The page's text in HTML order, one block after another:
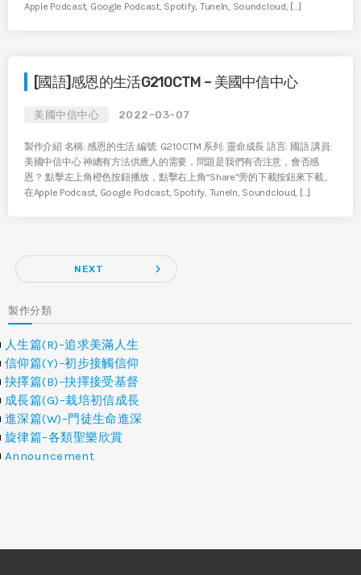
Apple Podcast, Google Podcast, Spotify, TuneIn, Soundcloud, […]
[國語]感恩的生活G210CTM – 美國中信中心
美國中信中心 2022-03-07
製作介紹 名稱: 感恩的生活 編號: G210CTM 系列: 靈命成長 語言: 國語 講員:
美國中信中心 神總有方法供應人的需要，問題是我們有否注意，會否感
恩？ 點擊左上角橙色按鈕播放，點擊右上角“Share”旁的下載按鈕來下載。
在Apple Podcast, Google Podcast, Spotify, TuneIn, Soundcloud, […]
NEXT navigate_next
製作分類
人生篇(R)–追求美滿人生
信仰篇(Y)–初步接觸信仰
抉擇篇(B)–抉擇接受基督
成長篇(G)–栽培初信成長
進深篇(W)–門徒生命進深
旋律篇–各類聖樂欣賞
Announcement